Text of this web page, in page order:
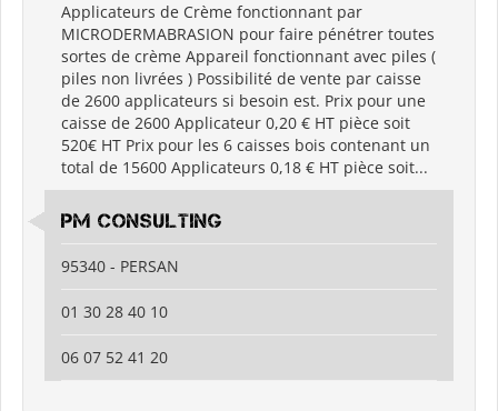
Applicateurs de Crème fonctionnant par
MICRODERMABRASION pour faire pénétrer toutes
sortes de crème Appareil fonctionnant avec piles (
piles non livrées ) Possibilité de vente par caisse
de 2600 applicateurs si besoin est. Prix pour une
caisse de 2600 Applicateur 0,20 € HT pièce soit
520€ HT Prix pour les 6 caisses bois contenant un
total de 15600 Applicateurs 0,18 € HT pièce soit...
PM CONSULTING
95340 - PERSAN
01 30 28 40 10
06 07 52 41 20